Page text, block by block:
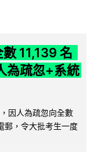
11,139 名
為疏忽+系統
因人為疏忽向全數
郵，令大批考生一度